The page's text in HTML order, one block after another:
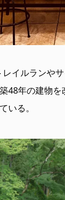
レイルラン
48年の建物
いる。